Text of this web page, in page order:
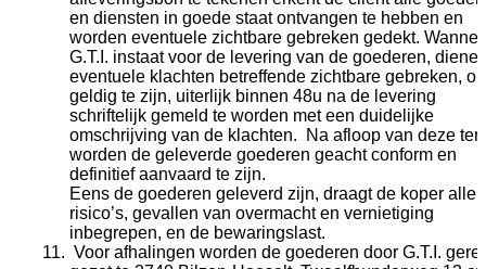
en diensten in goede staat ontvangen te hebben en
worden eventuele zichtbare gebreken gedekt.
G.T.I. instaat voor de levering van de goederen,
eventuele klachten betreffende zichtbare gebreken,
geldig te zijn, uiterlijk binnen 48u na de levering
schriftelijk gemeld te worden met een duidelijke
omschrijving van de klachten. Na afloop van deze
worden de geleverde goederen geacht conform en
definitief aanvaard te zijn.
Eens de goederen geleverd zijn, draagt de koper alle
risico’s, gevallen van overmacht en vernietiging
inbegrepen, en de bewaringslast.
Voor afhalingen worden de goederen door G.T.I.